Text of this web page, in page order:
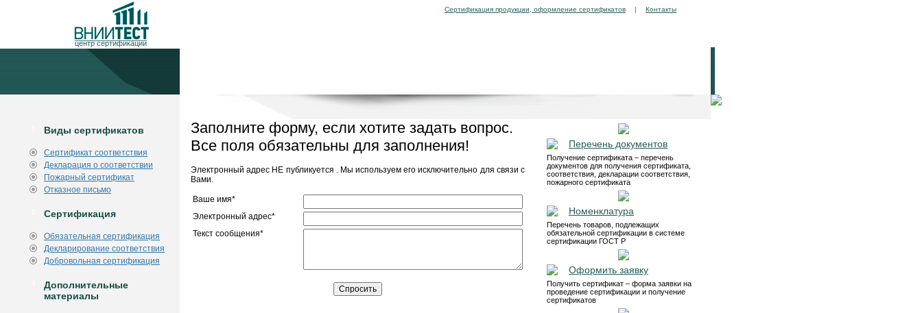
центр сертификации
Сертификация продукции, оформление сертификатов | Контакты
Виды сертификатов
Сертификат соответствия
Декларация о соответствии
Пожарный сертификат
Отказное письмо
Сертификация
Обязательная сертификация
Декларирование соответствия
Добровольная сертификация
Дополнительные
материалы
Заполните форму, если хотите задать вопрос.
Все поля обязательны для заполнения!
Электронный адрес НЕ публикуется . Мы используем его исключительно для связи с
Вами.
Ваше имя*
Электронный адрес*
Текст сообщения*
Перечень документов
Получение сертификата – перечень
документов для получения сертификата,
соответствия, декларации соответствия,
пожарного сертификата
Номенклатура
Перечень товаров, подлежащих
обязательной сертификации в системе
сертификации ГОСТ Р
Оформить заявку
Получить сертификат – форма заявки на
проведение сертификации и получение
сертификатов